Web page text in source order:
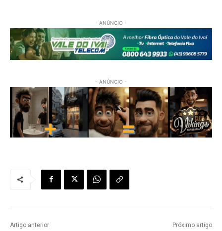
- ANÚNCIO -
- ANÚNCIO -
Artigo anterior Próximo artigo